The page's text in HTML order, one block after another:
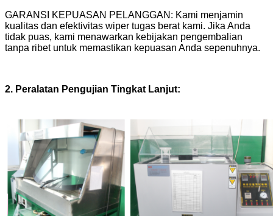
GARANSI KEPUASAN PELANGGAN: Kami menjamin
kualitas dan efektivitas wiper tugas berat kami. Jika Anda
tidak puas, kami menawarkan kebijakan pengembalian
tanpa ribet untuk memastikan kepuasan Anda sepenuhnya.
2. Peralatan Pengujian Tingkat Lanjut: